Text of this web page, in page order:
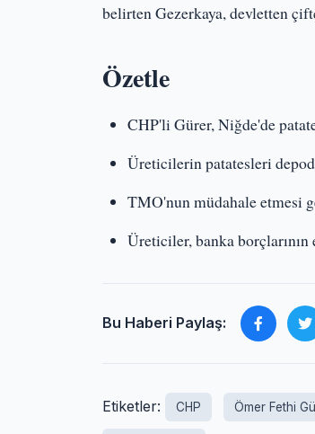
belirten Gezerkaya, devletten
Özetle
CHP'li Gürer, Niğde'de
Üreticilerin patatesleri
TMO'nun müdahale etmesi
Üreticiler, banka
Bu Haberi Paylaş:
Etiketler: CHP Ömer Fethi